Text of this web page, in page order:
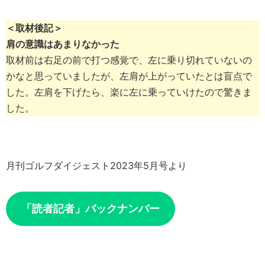
＜取材後記＞
肩の意識はあまりなかった
取材前は右足の前で打つ感覚で、左に乗り切れていないの
かなと思っていましたが、左肩が上がっていたとは盲点で
した。左肩を下げたら、楽に左に乗っていけたので驚きま
した。
月刊ゴルフダイジェスト2023年5月号より
「読者記者」バックナンバー